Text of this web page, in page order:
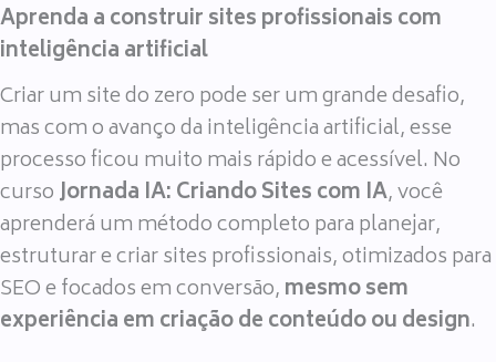
Aprenda a construir sites profissionais com
inteligência artificial
Criar um site do zero pode ser um grande desafio,
mas com o avanço da inteligência artificial, esse
processo ficou muito mais rápido e acessível. No
cursoJornada IA: Criando Sites com IA, você
aprenderá um método completo para planejar,
estruturar e criar sites profissionais, otimizados para
SEO e focados em conversão,mesmo sem
experiência em criação de conteúdo ou design.